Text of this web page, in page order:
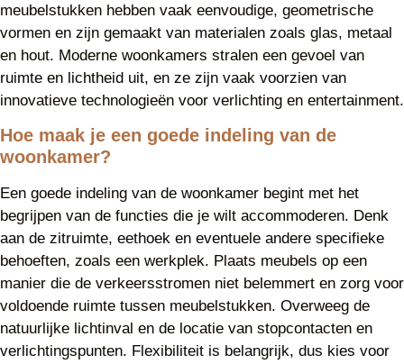
meubelstukken hebben vaak eenvoudige, geometrische
vormen en zijn gemaakt van materialen zoals glas, metaal
en hout. Moderne woonkamers stralen een gevoel van
ruimte en lichtheid uit, en ze zijn vaak voorzien van
innovatieve technologieën voor verlichting en entertainment.
Hoe maak je een goede indeling van de
woonkamer?
Een goede indeling van de woonkamer begint met het
begrijpen van de functies die je wilt accommoderen. Denk
aan de zitruimte, eethoek en eventuele andere specifieke
behoeften, zoals een werkplek. Plaats meubels op een
manier die de verkeersstromen niet belemmert en zorg voor
voldoende ruimte tussen meubelstukken. Overweeg de
natuurlijke lichtinval en de locatie van stopcontacten en
verlichtingspunten. Flexibiliteit is belangrijk, dus kies voor